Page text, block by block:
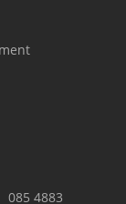
085 4883